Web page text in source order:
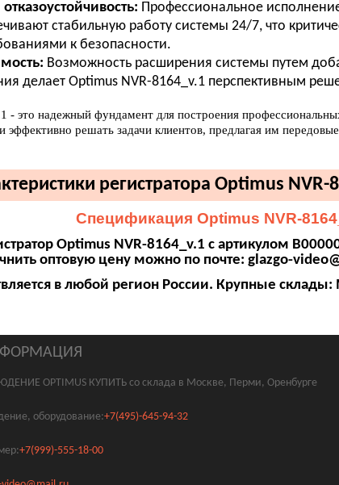
Профессиональное
стабильную работу системы 24/7, что
к безопасности.
Возможность расширения системы путем
делает Optimus NVR-8164_v.1 перспективным
- это надежный фундамент для построения
эффективно решать задачи клиентов, предлагая им
регистратора Optimus NVR-
Спецификация Optimus NVR-
Optimus NVR-8164_v.1 с артикулом
оптовую цену можно по почте: glazgo-
в любой регион России. Крупные
OPTIMUS КУПИТЬ со склада в Москве, Перми, Оренбурге
оборудование:+7(495)-645-94-32
+7(999)-555-18-00